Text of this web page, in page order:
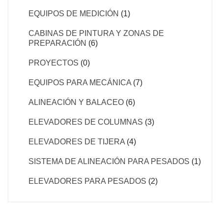
EQUIPOS DE MEDICIÓN (1)
CABINAS DE PINTURA Y ZONAS DE
PREPARACIÓN (6)
PROYECTOS (0)
EQUIPOS PARA MECÁNICA (7)
ALINEACIÓN Y BALACEO (6)
ELEVADORES DE COLUMNAS (3)
ELEVADORES DE TIJERA (4)
SISTEMA DE ALINEACIÓN PARA PESADOS (1)
ELEVADORES PARA PESADOS (2)